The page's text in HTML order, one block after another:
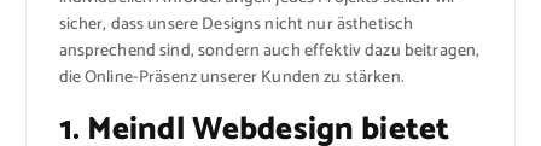
sicher, dass unsere Designs nicht nur ästhetisch
ansprechend sind, sondern auch effektiv dazu beitragen,
die Online-Präsenz unserer Kunden zu stärken.
1. Meindl Webdesign bietet